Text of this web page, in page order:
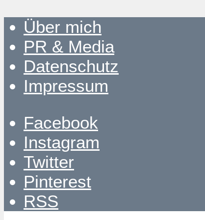
Über mich
PR & Media
Datenschutz
Impressum
Facebook
Instagram
Twitter
Pinterest
RSS